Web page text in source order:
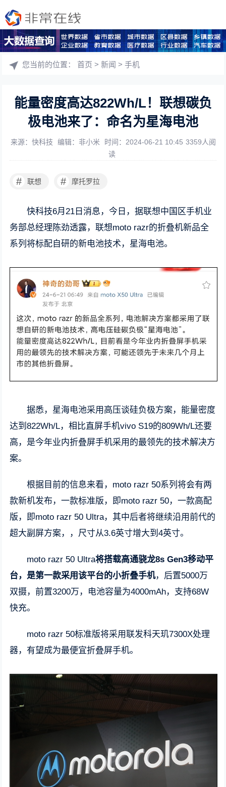
您当前的位置：首页 >新闻 >手机
能量密度高达822Wh/L！联想碳负
极电池来了：命名为星海电池
来源：快科技 编辑：非小米 时间：2024-06-21 10:45 3359人阅
读
# 联想 # 摩托罗拉
快科技6月21日消息，今日，据联想中国区手机业
务部总经理陈劲透露，联想moto razr的折叠机新品全
系列将标配自研的新电池技术，星海电池。
据悉，星海电池采用高压谈硅负极方案，能量密度
达到822Wh/L，相比直屏手机vivo S19的809Wh/L还要
高，是今年业内折叠屏手机采用的最领先的技术解决方
案。
根据目前的信息来看，moto razr 50系列将会有两
款新机发布，一款标准版，即moto razr 50，一款高配
版，即moto razr 50 Ultra，其中后者将继续沿用前代的
超大副屏方案，，尺寸从3.6英寸增大到4英寸。
moto razr 50 Ultra将搭载高通骁龙8s Gen3移动平
台，是第一款采用该平台的小折叠手机，后置5000万
双摄，前置3200万，电池容量为4000mAh，支持68W
快充。
moto razr 50标准版将采用联发科天玑7300X处理
器，有望成为最便宜折叠屏手机。